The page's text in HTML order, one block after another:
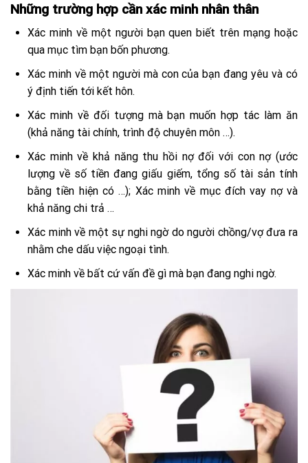
Những trường hợp cần xác minh nhân thân
Xác minh về một người bạn quen biết trên mạng hoặc
qua mục tìm bạn bốn phương.
Xác minh về một người mà con của bạn đang yêu và có
ý định tiến tới kết hôn.
Xác minh về đối tượng mà bạn muốn hợp tác làm ăn
(khả năng tài chính, trình độ chuyên môn …).
Xác minh về khả năng thu hồi nợ đối với con nợ (ước
lượng về số tiền đang giấu giếm, tổng số tài sản tính
bằng tiền hiện có …); Xác minh về mục đích vay nợ và
khả năng chi trả …
Xác minh về một sự nghi ngờ do người chồng/vợ đưa ra
nhằm che dấu việc ngoại tình.
Xác minh về bất cứ vấn đề gì mà bạn đang nghi ngờ.